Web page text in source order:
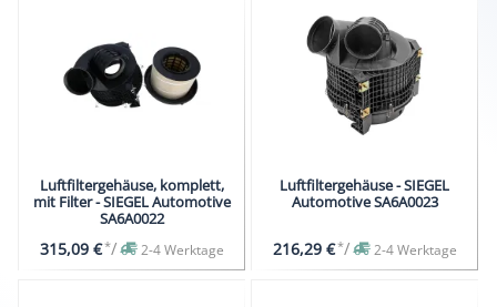
Luftfiltergehäuse, komplett,
mit Filter - SIEGEL Automotive
SA6A0022
315,09 €*/ 2-4 Werktage
Luftfiltergehäuse - SIEGEL
Automotive SA6A0023
216,29 €*/ 2-4 Werktage